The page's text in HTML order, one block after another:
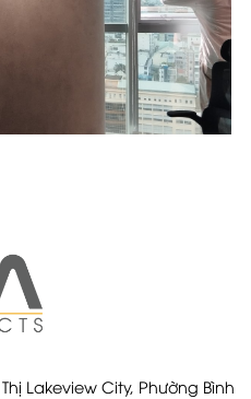
Real Estate
Lakeview City, Phường Bình